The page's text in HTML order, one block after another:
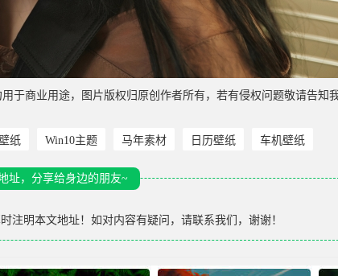
于商业用途，图片版权归原创作者所有，若有侵权问题敬请告知
纸 Win10主题 马年素材 日历壁纸 车机壁纸
址，分享给身边的朋友~
注明本文地址！如对内容有疑问，请联系我们，谢谢！